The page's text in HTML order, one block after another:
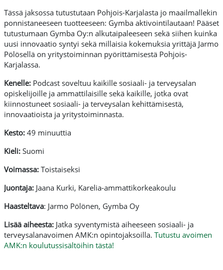
Tässä jaksossa tutustutaan Pohjois-Karjalasta jo maailmallekin
ponnistaneeseen tuotteeseen: Gymba aktivointilautaan! Pääset
tutustumaan Gymba Oy:n alkutaipaleeseen sekä siihen kuinka
uusi innovaatio syntyi sekä millaisia kokemuksia yrittäjä Jarmo
Pölösellä on yritystoiminnan pyörittämisestä Pohjois-
Karjalassa.
Kenelle: Podcast soveltuu kaikille sosiaali- ja terveysalan
opiskelijoille ja ammattilaisille sekä kaikille, jotka ovat
kiinnostuneet sosiaali- ja terveysalan kehittämisestä,
innovaatioista ja yritystoiminnasta.
Kesto: 49 minuuttia
Kieli: Suomi
Voimassa: Toistaiseksi
Juontaja: Jaana Kurki, Karelia-ammattikorkeakoulu
Haasteltava: Jarmo Pölönen, Gymba Oy
Lisää aiheesta: Jatka syventymistä aiheeseen sosiaali- ja
terveysalanavoimen AMK:n opintojaksoilla. Tutustu avoimen
AMK:n koulutussisältöihin tästä!